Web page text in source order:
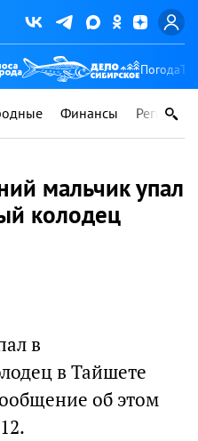
Погода
Финансы Регионы
мальчик упал
колодец
в
в Тайшете
об этом